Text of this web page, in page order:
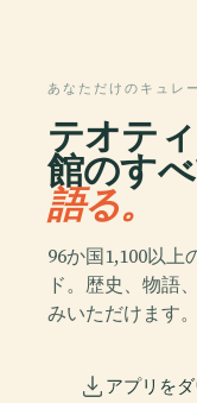
あなただけのキュレ
テオテ
館のすべ
語る。
96か国1,100以上
ド。歴史、物語
みいただけます。
アプリを